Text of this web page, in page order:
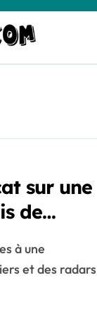
sur une
de
et des radars